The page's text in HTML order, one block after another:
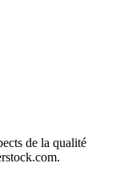
de la qualité